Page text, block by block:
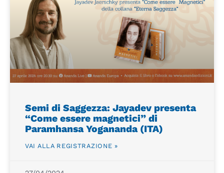
Semi di Saggezza: Jayadev presenta
“Come essere magnetici” di
Paramhansa Yogananda (ITA)
VAI ALLA REGISTRAZIONE »